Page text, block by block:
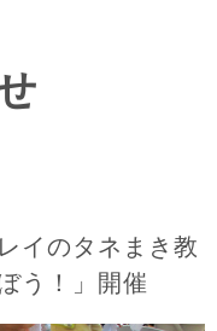
イのタネまき教
う！」開催